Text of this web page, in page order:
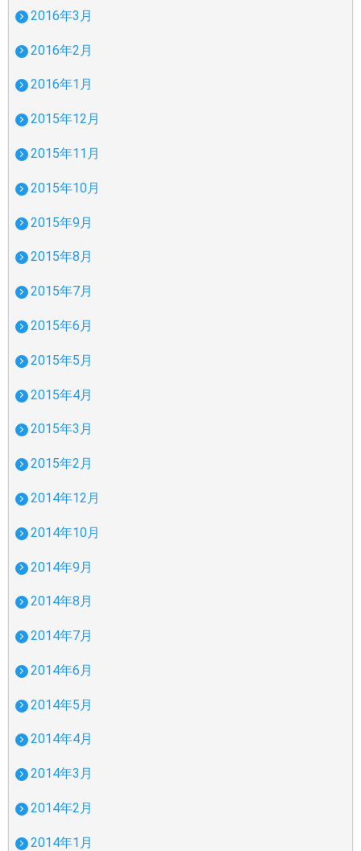
2016年3月
2016年2月
2016年1月
2015年12月
2015年11月
2015年10月
2015年9月
2015年8月
2015年7月
2015年6月
2015年5月
2015年4月
2015年3月
2015年2月
2014年12月
2014年10月
2014年9月
2014年8月
2014年7月
2014年6月
2014年5月
2014年4月
2014年3月
2014年2月
2014年1月